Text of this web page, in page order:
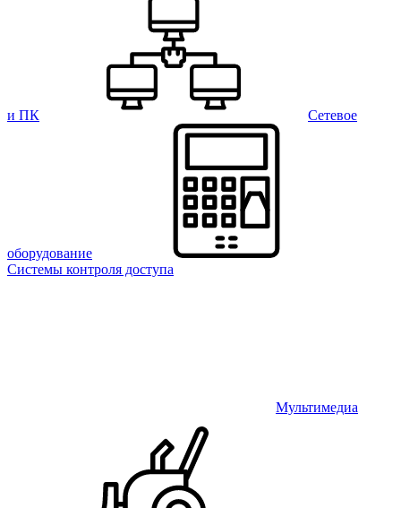
и ПК Сетевое
оборудование
Системы контроля доступа
Мультимедиа